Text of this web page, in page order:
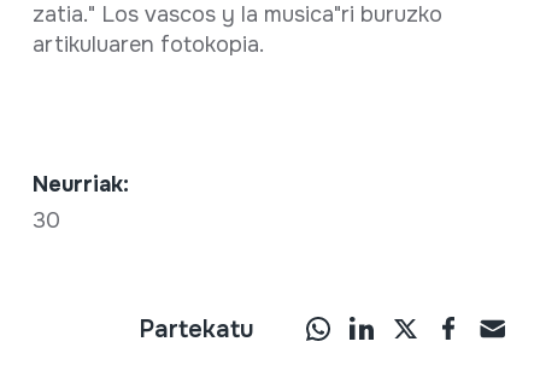
zatia." Los vascos y la musica"ri buruzko
artikuluaren fotokopia.
Neurriak:
30
Partekatu